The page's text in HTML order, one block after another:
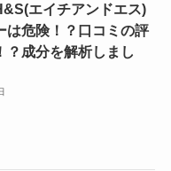
エイチアンドエス)
は危険！？口コミの評
？成分を解析しまし